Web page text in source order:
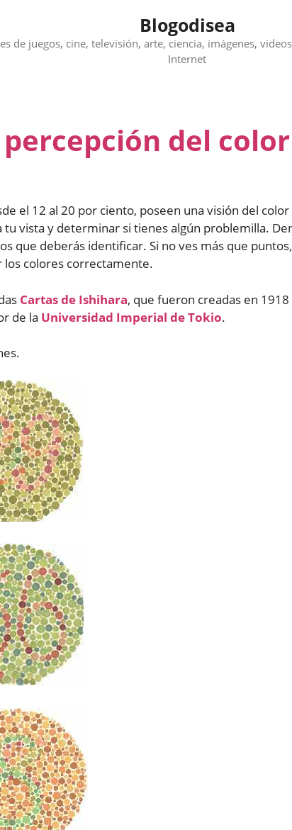
Blogodisea
de juegos, cine, televisión, arte, ciencia, imágenes,
Internet
del color
el 12 al 20 por ciento, poseen una visión del
vista y determinar si tienes algún problemilla.
que deberás identificar. Si no ves más que
los colores correctamente.
Cartas de Ishihara, que fueron creadas en
de la Universidad Imperial de Tokio.